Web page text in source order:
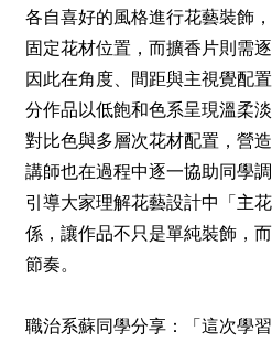
各自喜好的風格進行花藝裝飾
固定花材位置，而擴香片則需
因此在角度、間距與主視覺配
分作品以低飽和色系呈現溫柔
對比色與多層次花材配置，營
講師也在過程中逐一協助同學
引導大家理解花藝設計中「主
係，讓作品不只是單純裝飾，
節奏。
職治系蘇同學分享：「這次學